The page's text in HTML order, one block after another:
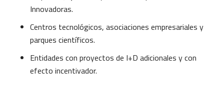
Innovadoras.
Centros tecnológicos, asociaciones empresariales y
parques científicos.
Entidades con proyectos de I+D adicionales y con
efecto incentivador.